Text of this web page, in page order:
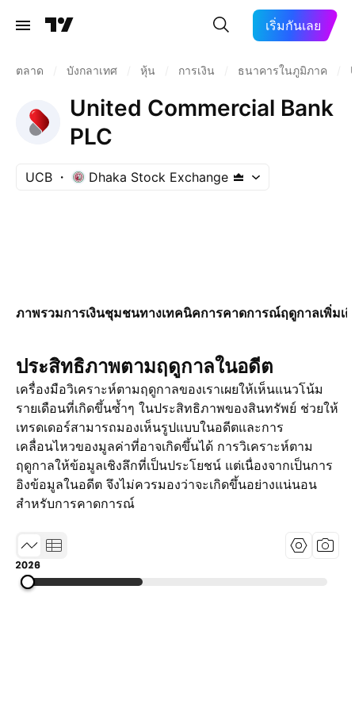
เริ่มกันเลย
ตลาด บังกลาเทศ หุ้น การเงิน ธนาคารในภูมิภาค
United Commercial Bank
PLC
UCB Dhaka Stock Exchange
ภาพรวมการเงินชุมชนทางเทคนิคการคาดการณ์ฤดูกาลเพิ่มเ
ประสิทธิภาพตามฤดูกาลในอดีต
เครื่องมือวิเคราะห์ตามฤดูกาลของเราเผยให้เห็นแนวโน้ม
รายเดือนที่เกิดขึ้นซ้ำๆ ในประสิทธิภาพของสินทรัพย์ ช่วยให้
เทรดเดอร์สามารถมองเห็นรูปแบบในอดีตและการ
เคลื่อนไหวของมูลค่าที่อาจเกิดขึ้นได้ การวิเคราะห์ตาม
ฤดูกาลให้ข้อมูลเชิงลึกที่เป็นประโยชน์ แต่เนื่องจากเป็นการ
อิงข้อมูลในอดีต จึงไม่ควรมองว่าจะเกิดขึ้นอย่างแน่นอน
สำหรับการคาดการณ์
2013
2019
2026